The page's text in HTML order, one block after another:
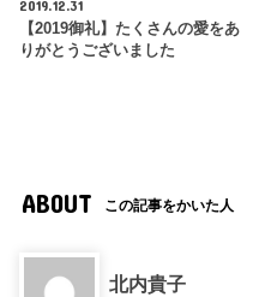
2019.12.31
【2019御礼】たくさんの愛をあ
りがとうございました
ABOUT この記事をかいた人
北内貴子